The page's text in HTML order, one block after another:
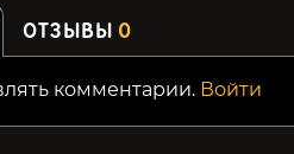
ОТЗЫВЫ 0
комментарии. Войти